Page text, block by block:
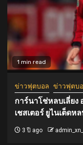
1 min read
ข่าวฟุตบอล ข่าวฟุตบ
การ์นาโช่หลบเลี่ยง
เชสเตอร์ ยูไนเต็ด
3 ปี ago